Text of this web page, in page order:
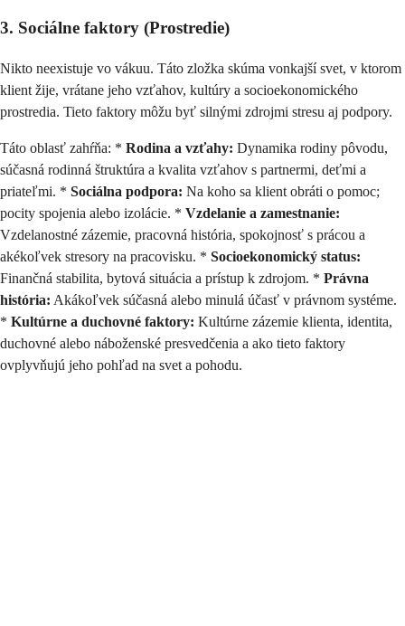
3. Sociálne faktory (Prostredie)
Nikto neexistuje vo vákuu. Táto zložka skúma vonkajší svet, v ktorom
klient žije, vrátane jeho vzťahov, kultúry a socioekonomického
prostredia. Tieto faktory môžu byť silnými zdrojmi stresu aj podpory.
Táto oblasť zahŕňa: * Rodina a vzťahy: Dynamika rodiny pôvodu,
súčasná rodinná štruktúra a kvalita vzťahov s partnermi, deťmi a
priateľmi. * Sociálna podpora: Na koho sa klient obráti o pomoc;
pocity spojenia alebo izolácie. * Vzdelanie a zamestnanie:
Vzdelanostné zázemie, pracovná história, spokojnosť s prácou a
akékoľvek stresory na pracovisku. * Socioekonomický status:
Finančná stabilita, bytová situácia a prístup k zdrojom. * Právna
história: Akákoľvek súčasná alebo minulá účasť v právnom systéme.
* Kultúrne a duchovné faktory: Kultúrne zázemie klienta, identita,
duchovné alebo náboženské presvedčenia a ako tieto faktory
ovplyvňujú jeho pohľad na svet a pohodu.